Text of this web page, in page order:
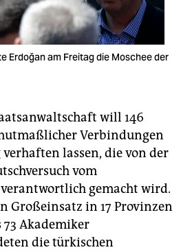
Erdoğan am Freitag die Moschee der
will 146
Verbindungen
lassen, die von der
vom
gemacht wird.
Großeinsatz in 17 Provinzen
Akademiker
die türkischen